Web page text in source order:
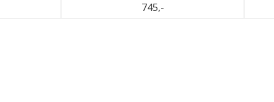
745,-